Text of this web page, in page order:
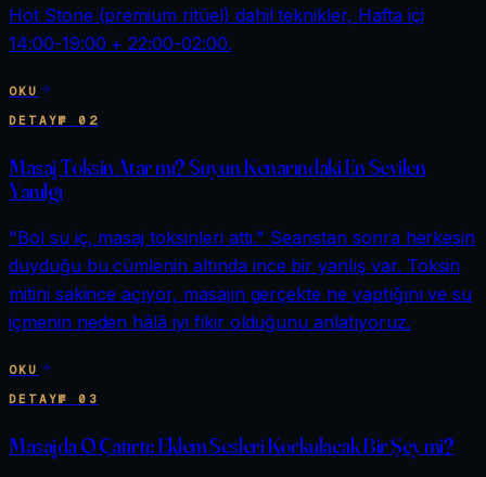
Hot Stone (premium ritüel) dahil teknikler, Hafta içi
14:00-19:00 + 22:00-02:00.
OKU
DETAY№02
Masaj Toksin Atar mı? Suyun Kenarındaki En Sevilen
Yanılgı
"Bol su iç, masaj toksinleri attı." Seanstan sonra herkesin
duyduğu bu cümlenin altında ince bir yanlış var. Toksin
mitini sakince açıyor, masajın gerçekte ne yaptığını ve su
içmenin neden hâlâ iyi fikir olduğunu anlatıyoruz.
OKU
DETAY№03
Masajda O Çatırtı: Eklem Sesleri Korkulacak Bir Şey mi?